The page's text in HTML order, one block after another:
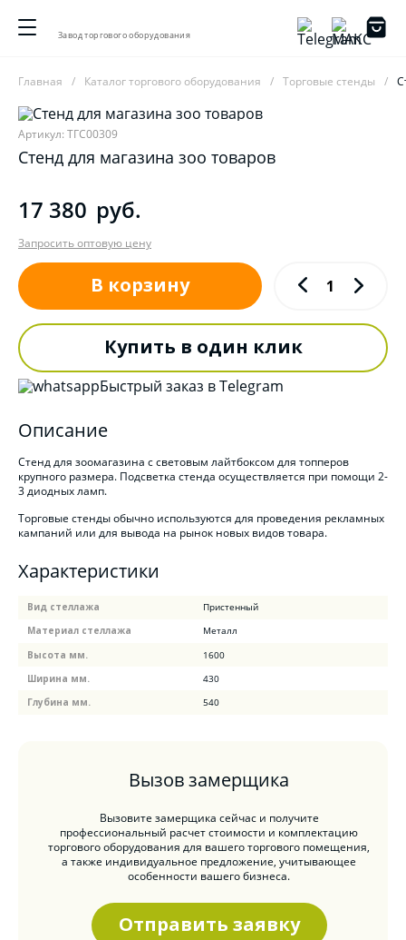
Завод торгового оборудования
Главная Каталог торгового оборудования Торговые стенды
Артикул: ТГС00309
Стенд для магазина зоо товаров
17 380 руб.
Запросить оптовую цену
В корзину
Купить в один клик
Быстрый заказ в Telegram
Описание
Стенд для зоомагазина с световым лайтбоксом для топперов
крупного размера. Подсветка стенда осуществляется при помощи 2-
3 диодных ламп.
Торговые стенды обычно используются для проведения рекламных
кампаний или для вывода на рынок новых видов товара.
Характеристики
Вид стеллажа
Пристенный
Материал стеллажа
Металл
Высота мм.
1600
Ширина мм.
430
Глубина мм.
540
Вызов замерщика
Вызовите замерщика сейчас и получите
профессиональный расчет стоимости и комплектацию
торгового оборудования для вашего торгового помещения,
а также индивидуальное предложение, учитывающее
особенности вашего бизнеса.
Отправить заявку